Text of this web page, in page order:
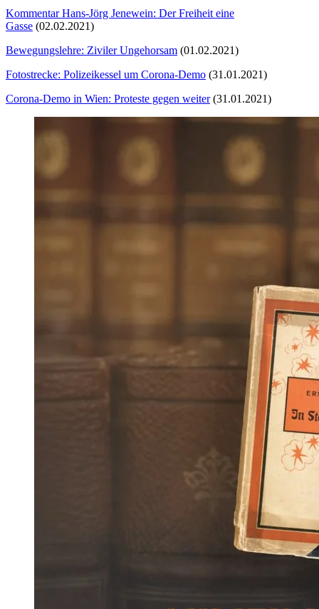
Kommentar Hans-Jörg Jenewein: Der Freiheit eine
Gasse (02.02.2021)
Bewegungslehre: Ziviler Ungehorsam (01.02.2021)
Fotostrecke: Polizeikessel um Corona-Demo (31.01.2021)
Corona-Demo in Wien: Proteste gegen weiter(31.01.2021)